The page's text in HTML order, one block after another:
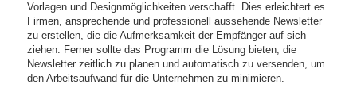
Vorlagen und Designmöglichkeiten verschafft. Dies erleichtert es
Firmen, ansprechende und professionell aussehende Newsletter
zu erstellen, die die Aufmerksamkeit der Empfänger auf sich
ziehen. Ferner sollte das Programm die Lösung bieten, die
Newsletter zeitlich zu planen und automatisch zu versenden, um
den Arbeitsaufwand für die Unternehmen zu minimieren.